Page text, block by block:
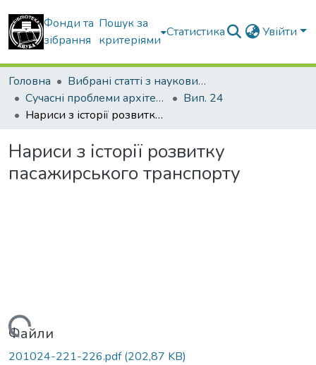
Фонди та
зібрання
Пошук за
критеріями
Статистика Увійти
Головна
Вибрані статті з наукових збірників КНУБА
Сучасні проблеми архітектури та містобудування
Вип. 24
Нариси з історії розвитку пасажирського транспорту
Нариси з історії розвитку
пасажирського транспорту
Файли
201024-221-226.pdf(202,87 KB)